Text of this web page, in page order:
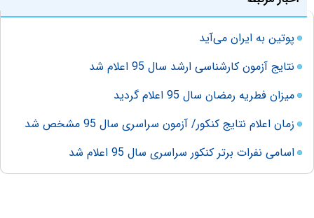
پوتین به ایران می‌آید
نتایج آزمون کارشناسی ارشد سال 95 اعلام شد
میزان فطریه رمضان سال 95 اعلام گردید
زمان اعلام نتایج کنکور/ آزمون سراسری سال 95 مشخص شد
اسامی نفرات برتر کنکور سراسری سال 95 اعلام شد